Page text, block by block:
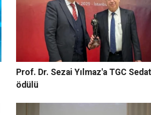
Prof. Dr. Sezai Yılmaz'a TGC
ödülü